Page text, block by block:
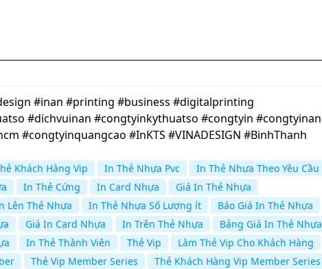
#inan #printing #business #digitalprinting
#dichvuinan #congtyinkythuatso #congtyin #congtyinan
#congtyinquangcao #InKTS #VINADESIGN #BinhThanh
Khách Hàng Vip In Thẻ Nhựa Pvc
In Thẻ Nhựa Theo Yêu Cầu
In Thẻ Cứng In Card Nhựa
Giá In Thẻ Nhựa
Lên Thẻ Nhựa In Thẻ Nhựa Số Lượng ít
Báo Giá In Thẻ Nhựa
Giá In Card Nhựa In Trên Thẻ Nhựa
Bảng Giá In Thẻ Nhựa
In Thẻ Thành Viên Thẻ Vip
Làm Thẻ Vip Cho Khách Hàng
Thẻ Vip Member Series
Thẻ Khách Hàng Vip Member Series